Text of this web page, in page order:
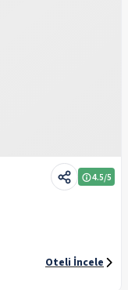
4.5/5
Oteli İncele